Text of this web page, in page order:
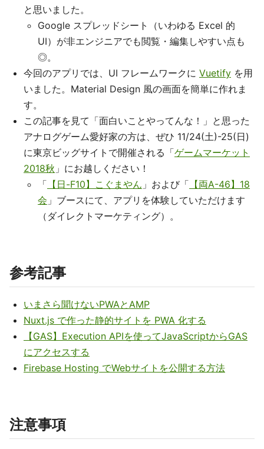
と思いました。
Google スプレッドシート（いわゆる Excel 的
UI）が非エンジニアでも閲覧・編集しやすい点も
◎。
今回のアプリでは、UI フレームワークに Vuetify を用
いました。Material Design 風の画面を簡単に作れま
す。
この記事を見て「面白いことやってんな！」と思った
アナログゲーム愛好家の方は、ぜひ 11/24(土)-25(日)
に東京ビッグサイトで開催される「ゲームマーケット
2018秋 」にお越しください！
「 【日-F10】こぐまやん 」および「 【両A-46】18
会 」ブースにて、アプリを体験していただけます
（ダイレクトマーケティング）。
参考記事
いまさら聞けないPWAとAMP
Nuxt.js で作った静的サイトを PWA 化する
【GAS】Execution APIを使ってJavaScriptからGAS
にアクセスする
Firebase Hosting でWebサイトを公開する方法
注意事項